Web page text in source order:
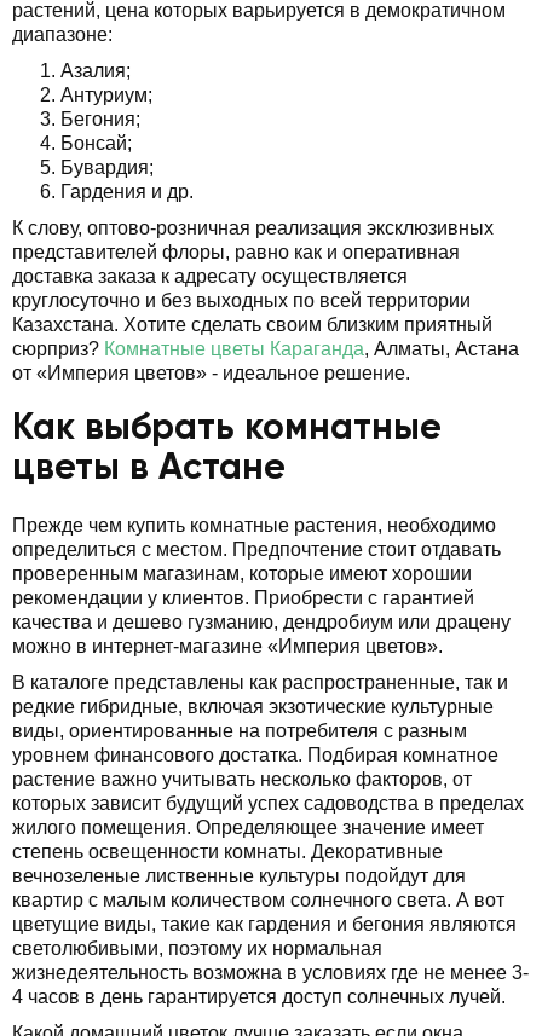
растений, цена которых варьируется в демократичном
диапазоне:
Азалия;
Антуриум;
Бегония;
Бонсай;
Бувардия;
Гардения и др.
К слову, оптово-розничная реализация эксклюзивных
представителей флоры, равно как и оперативная
доставка заказа к адресату осуществляется
круглосуточно и без выходных по всей территории
Казахстана. Хотите сделать своим близким приятный
сюрприз? Комнатные цветы Караганда, Алматы, Астана
от «Империя цветов» - идеальное решение.
Как выбрать комнатные
цветы в Астане
Прежде чем купить комнатные растения, необходимо
определиться с местом. Предпочтение стоит отдавать
проверенным магазинам, которые имеют хорошии
рекомендации у клиентов. Приобрести с гарантией
качества и дешево гузманию, дендробиум или драцену
можно в интернет-магазине «Империя цветов».
В каталоге представлены как распространенные, так и
редкие гибридные, включая экзотические культурные
виды, ориентированные на потребителя с разным
уровнем финансового достатка. Подбирая комнатное
растение важно учитывать несколько факторов, от
которых зависит будущий успех садоводства в пределах
жилого помещения. Определяющее значение имеет
степень освещенности комнаты. Декоративные
вечнозеленые лиственные культуры подойдут для
квартир с малым количеством солнечного света. А вот
цветущие виды, такие как гардения и бегония являются
светолюбивыми, поэтому их нормальная
жизнедеятельность возможна в условиях где не менее 3-
4 часов в день гарантируется доступ солнечных лучей.